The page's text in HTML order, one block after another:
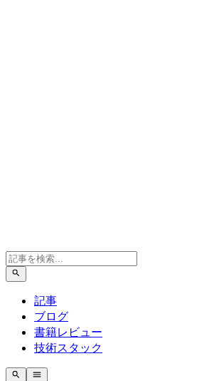
記事
ブログ
書籍レビュー
技術スタック